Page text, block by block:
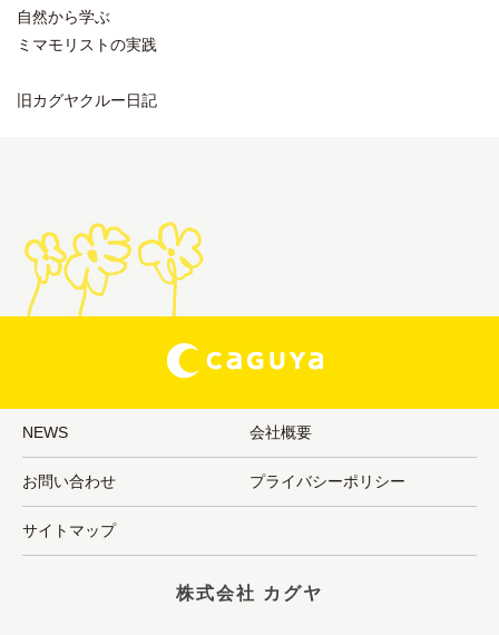
自然から学ぶ
ミマモリストの実践
旧カグヤクルー日記
NEWS 会社概要
お問い合わせ プライバシーポリシー
サイトマップ
株式会社 カグヤ